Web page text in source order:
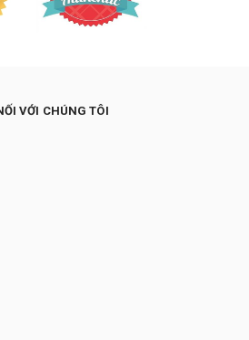
VỚI CHÚNG TÔI